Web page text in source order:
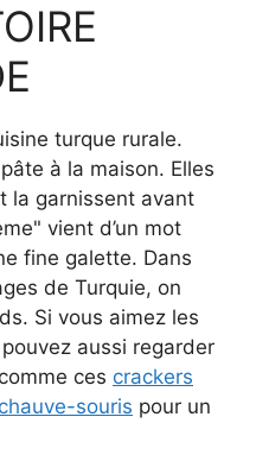
turque rurale.
à la maison. Elles
la garnissent avant
vient d’un mot
fine galette. Dans
de Turquie, on
Si vous aimez les
aussi regarder
ces crackers
souris pour un